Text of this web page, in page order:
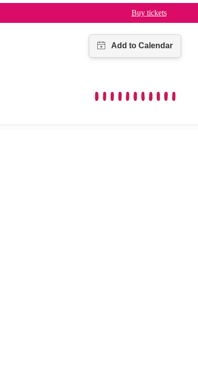
Buy tickets